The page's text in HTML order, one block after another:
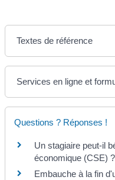
Textes de référence
Services en ligne et
Questions ? Réponses !
Un stagiaire peut-il
économique (CSE) ?
Embauche à la fin